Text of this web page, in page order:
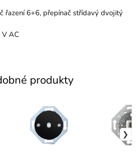
řazení 6+6, přepínač střídavý dvojitý
V AC
produkty